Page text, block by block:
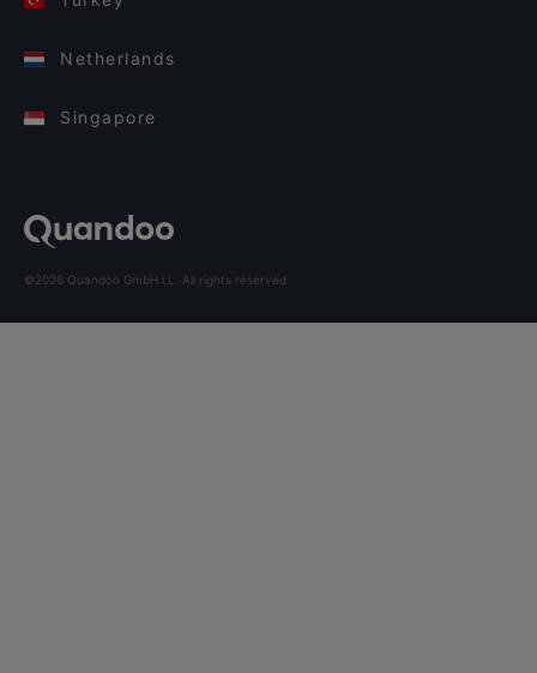
Netherlands
Singapore
©2026 Quandoo GmbH i.L. All rights reserved